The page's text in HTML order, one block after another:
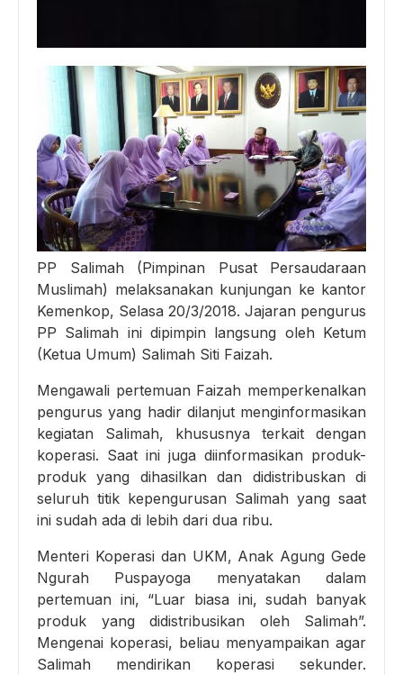
PP Salimah (Pimpinan Pusat Persaudaraan
Muslimah) melaksanakan kunjungan ke kantor
Kemenkop, Selasa 20/3/2018. Jajaran pengurus
PP Salimah ini dipimpin langsung oleh Ketum
(Ketua Umum) Salimah Siti Faizah.
Mengawali pertemuan Faizah memperkenalkan
pengurus yang hadir dilanjut menginformasikan
kegiatan Salimah, khususnya terkait dengan
koperasi. Saat ini juga diinformasikan produk-
produk yang dihasilkan dan didistribuskan di
seluruh titik kepengurusan Salimah yang saat
ini sudah ada di lebih dari dua ribu.
Menteri Koperasi dan UKM, Anak Agung Gede
Ngurah Puspayoga menyatakan dalam
pertemuan ini, “Luar biasa ini, sudah banyak
produk yang didistribusikan oleh Salimah”.
Mengenai koperasi, beliau menyampaikan agar
Salimah mendirikan koperasi sekunder.